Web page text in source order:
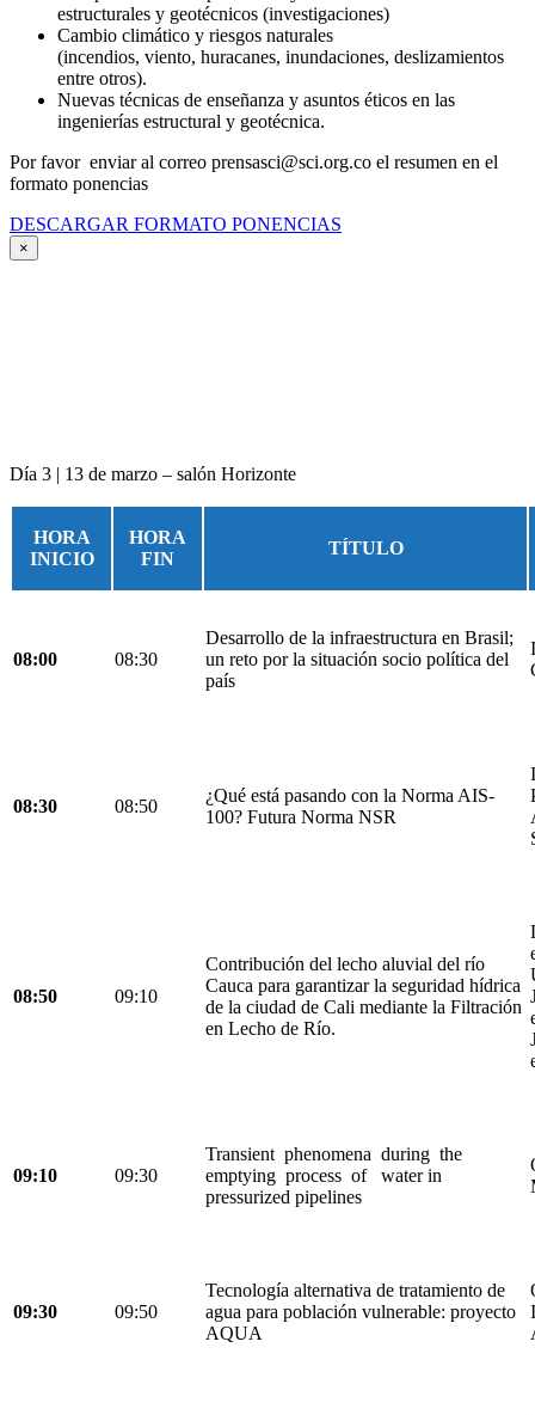
estructurales y geotécnicos (investigaciones)
Cambio climático y riesgos naturales
(incendios, viento, huracanes, inundaciones, deslizamientos
entre otros).
Nuevas técnicas de enseñanza y asuntos éticos en las
ingenierías estructural y geotécnica.
Por favor enviar al correo prensasci@sci.org.co el resumen en el
formato ponencias
DESCARGAR FORMATO PONENCIAS
×
Día 3 | 13 de marzo – salón Horizonte
HORA
INICIO
HORA
FIN
TÍTULO
08:00 08:30
Desarrollo de la infraestructura en Brasil;
un reto por la situación socio política del
país
08:30 08:50
¿Qué está pasando con la Norma AIS-
100? Futura Norma NSR
08:50 09:10
Contribución del lecho aluvial del río
Cauca para garantizar la seguridad hídrica
de la ciudad de Cali mediante la Filtración
en Lecho de Río.
09:10 09:30
Transient phenomena during the
emptying process of water in
pressurized pipelines
09:30 09:50
Tecnología alternativa de tratamiento de
agua para población vulnerable: proyecto
AQUA